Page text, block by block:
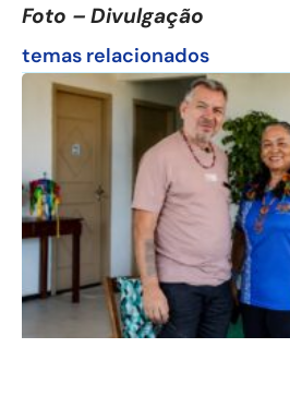
Foto – Divulgação
temas relacionados